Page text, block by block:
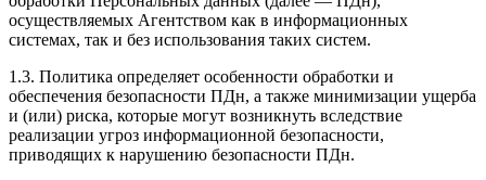
осуществляемых Агентством как в информационных
системах, так и без использования таких систем.
1.3. Политика определяет особенности обработки и
обеспечения безопасности ПДн, а также минимизации ущерба
и (или) риска, которые могут возникнуть вследствие
реализации угроз информационной безопасности,
приводящих к нарушению безопасности ПДн.